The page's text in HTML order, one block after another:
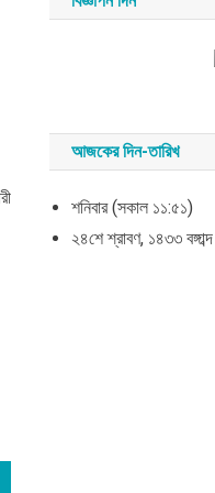
আজকের দিন-তারিখ
শনিবার (সকাল ১১:৫১)
২৪শে শ্রাবণ, ১৪৩৩ বঙ্গাব্দ